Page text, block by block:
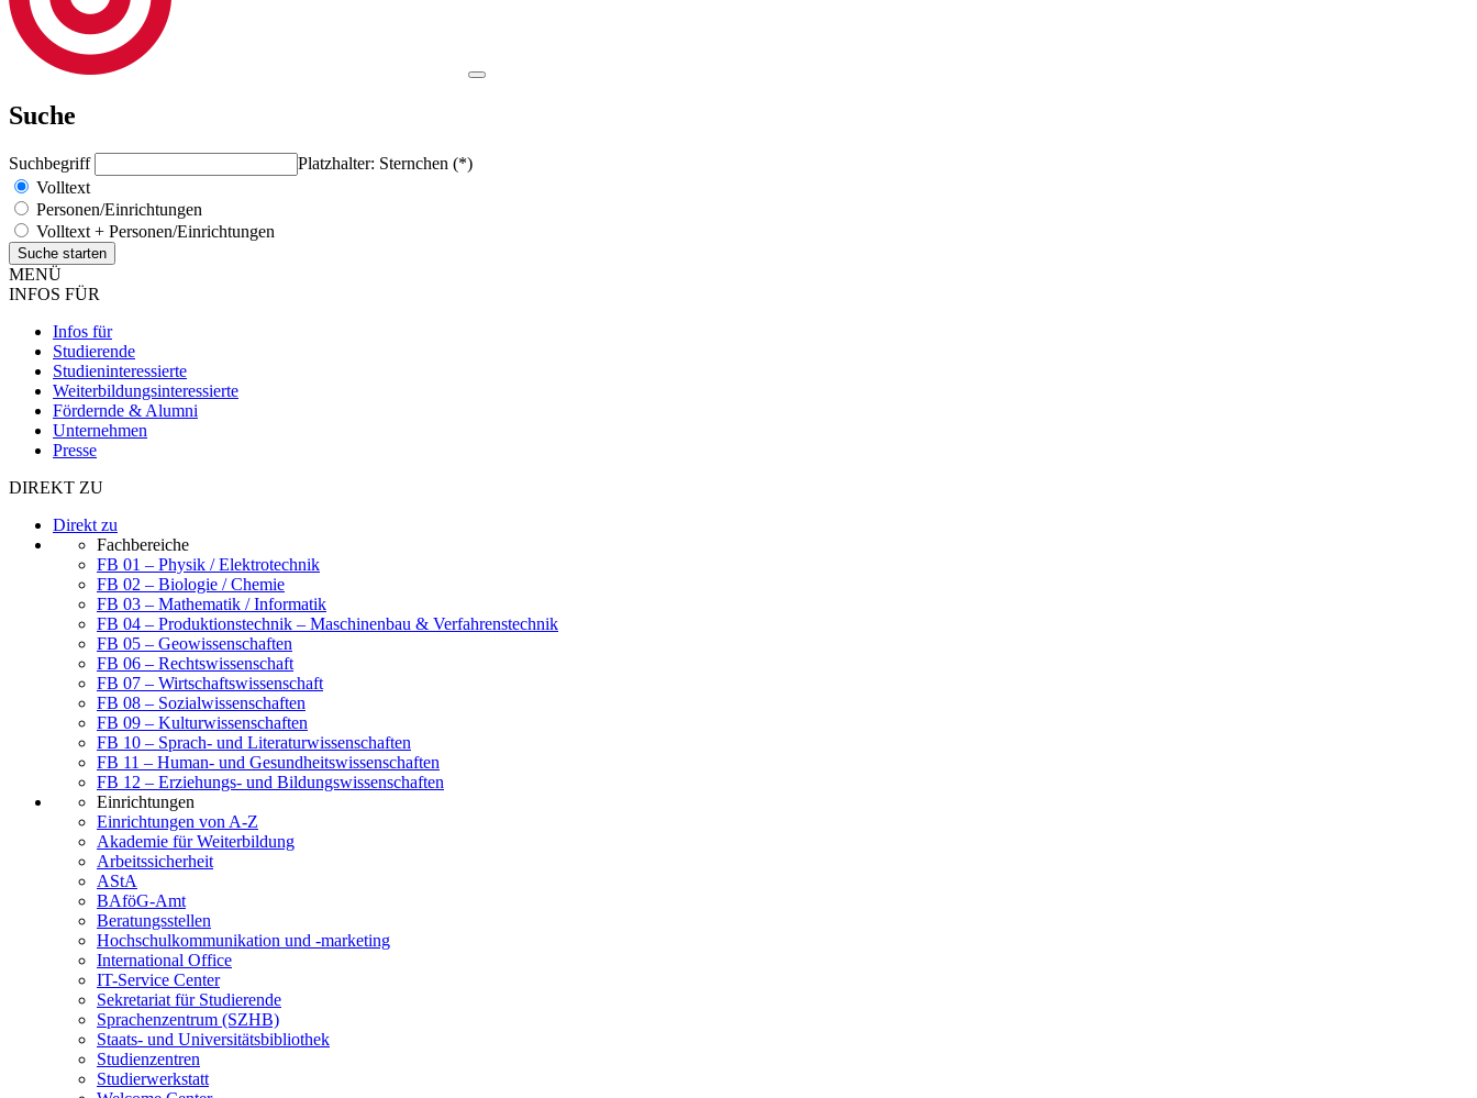
Suche
Suchbegriff
Platzhalter: Sternchen (*)
Volltext
Personen/Einrichtungen
Volltext + Personen/Einrichtungen
MENÜ
INFOS FÜR
Infos für
Studierende
Studieninteressierte
Weiterbildungsinteressierte
Fördernde & Alumni
Unternehmen
Presse
DIREKT ZU
Direkt zu
Fachbereiche
FB 01 – Physik / Elektrotechnik
FB 02 – Biologie / Chemie
FB 03 – Mathematik / Informatik
FB 04 – Produktionstechnik – Maschinenbau & Verfahrenstechnik
FB 05 – Geowissenschaften
FB 06 – Rechtswissenschaft
FB 07 – Wirtschaftswissenschaft
FB 08 – Sozialwissenschaften
FB 09 – Kulturwissenschaften
FB 10 – Sprach- und Literaturwissenschaften
FB 11 – Human- und Gesundheitswissenschaften
FB 12 – Erziehungs- und Bildungswissenschaften
Einrichtungen
Einrichtungen von A-Z
Akademie für Weiterbildung
Arbeitssicherheit
AStA
BAföG-Amt
Beratungsstellen
Hochschulkommunikation und -marketing
International Office
IT-Service Center
Sekretariat für Studierende
Sprachenzentrum (SZHB)
Staats- und Universitätsbibliothek
Studienzentren
Studierwerkstatt